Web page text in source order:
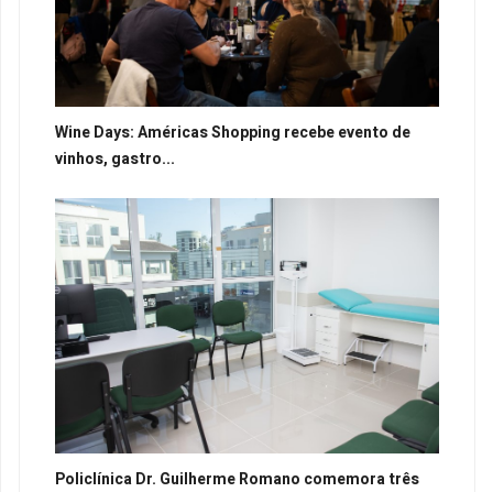
Wine Days: Américas Shopping recebe evento de
vinhos, gastro...
Policlínica Dr. Guilherme Romano comemora três